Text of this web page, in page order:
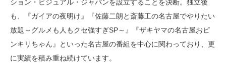
ション・ビジュアル・ジャパンを設立することを決断。独立後
も、『ガイアの夜明け』『佐藤二朗と斎藤工の名古屋でやりたい
放題～グルメも人もクセ強すぎSP～』『ザキヤマの名古屋おピ
ンキリちゃん』といった名古屋の番組を中心に関わっており、更
に実績を積み重ね続けています。